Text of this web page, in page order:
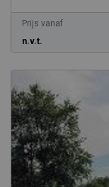
Prijs vanaf
n.v.t.